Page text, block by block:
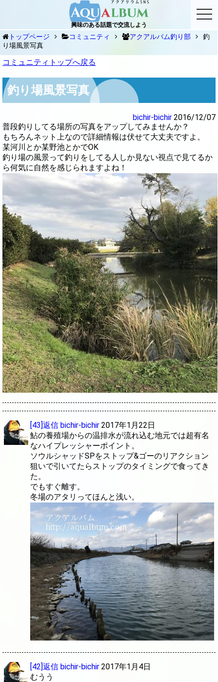
興味のある話題で交流しよう
トップページ コミュニティ アクアルバム釣り部
釣
り場風景写真
コミュニティトップへ戻る
釣り場風景写真
bichir-bichir 2016/12/07
普段釣りしてる場所の写真をアップしてみませんか？
もちろんネット上なので詳細情報は伏せて大丈夫ですよ。
某河川とか某野池とかでOK
釣り場の風景って釣りをしてる人しか見ない視点で見てるか
ら何気に自然を感じられますよね！
[43]返信 bichir-bichir 2017年1月22日
鮎の養殖場からの温排水が流れ込む地元では超有名
なハイプレッシャーポイント。
ソウルシャッドSPをストップ&ゴーのリアクション
狙いで引いてたらストップのタイミングで食ってき
た。
でもすぐ離す。
冬場のアタリってほんと浅い。
[42]返信 bichir-bichir 2017年1月4日
むうう